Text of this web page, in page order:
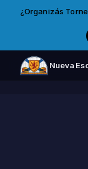
¿Organizás
Nueva